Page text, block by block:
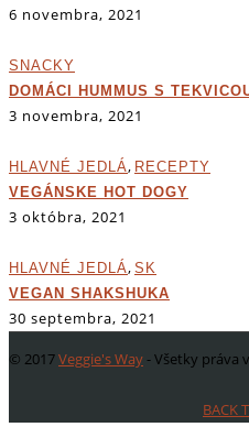
6 novembra, 2021
SNACKY
DOMÁCI HUMMUS S
3 novembra, 2021
HLAVNÉ JEDLÁ, RECEPTY
VEGÁNSKE HOT DOGY
3 októbra, 2021
HLAVNÉ JEDLÁ, SK
VEGAN SHAKSHUKA
30 septembra, 2021
© 2017Veggie's Way - Všetky práva
BACK